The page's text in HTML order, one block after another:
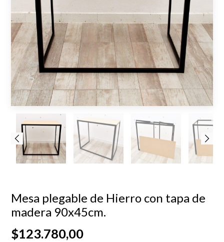
Mesa plegable de Hierro con tapa de
madera 90x45cm.
$123.780,00